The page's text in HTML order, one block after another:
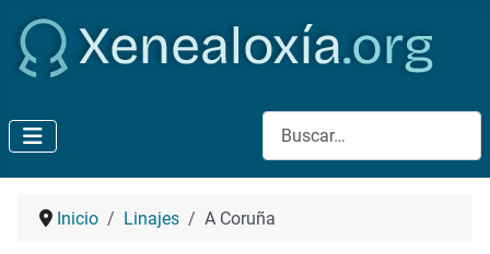
Buscar
Inicio Linajes A Coruña